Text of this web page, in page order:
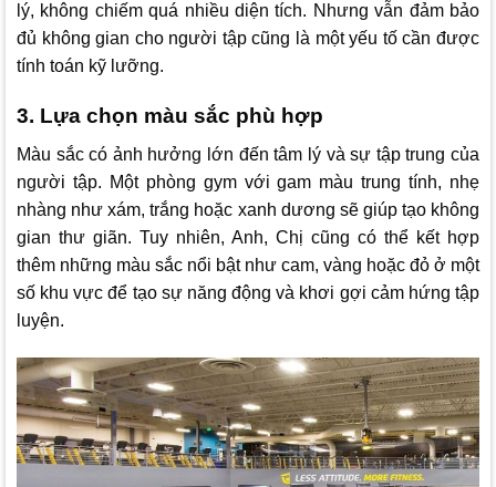
lý, không chiếm quá nhiều diện tích. Nhưng vẫn đảm bảo
đủ không gian cho người tập cũng là một yếu tố cần được
tính toán kỹ lưỡng.
3. Lựa chọn màu sắc phù hợp
Màu sắc có ảnh hưởng lớn đến tâm lý và sự tập trung của
người tập. Một phòng gym với gam màu trung tính, nhẹ
nhàng như xám, trắng hoặc xanh dương sẽ giúp tạo không
gian thư giãn. Tuy nhiên, Anh, Chị cũng có thể kết hợp
thêm những màu sắc nổi bật như cam, vàng hoặc đỏ ở một
số khu vực để tạo sự năng động và khơi gợi cảm hứng tập
luyện.